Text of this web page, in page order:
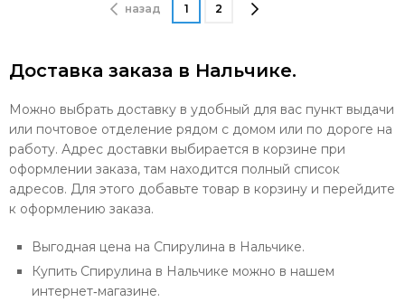
назад 1 2
Доставка заказа в Нальчике.
Можно выбрать доставку в удобный для вас пункт выдачи
или почтовое отделение рядом с домом или по дороге на
работу. Адрес доставки выбирается в корзине при
оформлении заказа, там находится полный список
адресов. Для этого добавьте товар в корзину и перейдите
к оформлению заказа.
Выгодная цена на Спирулина в Нальчике.
Купить Спирулина в Нальчике можно в нашем
интернет‐магазине.